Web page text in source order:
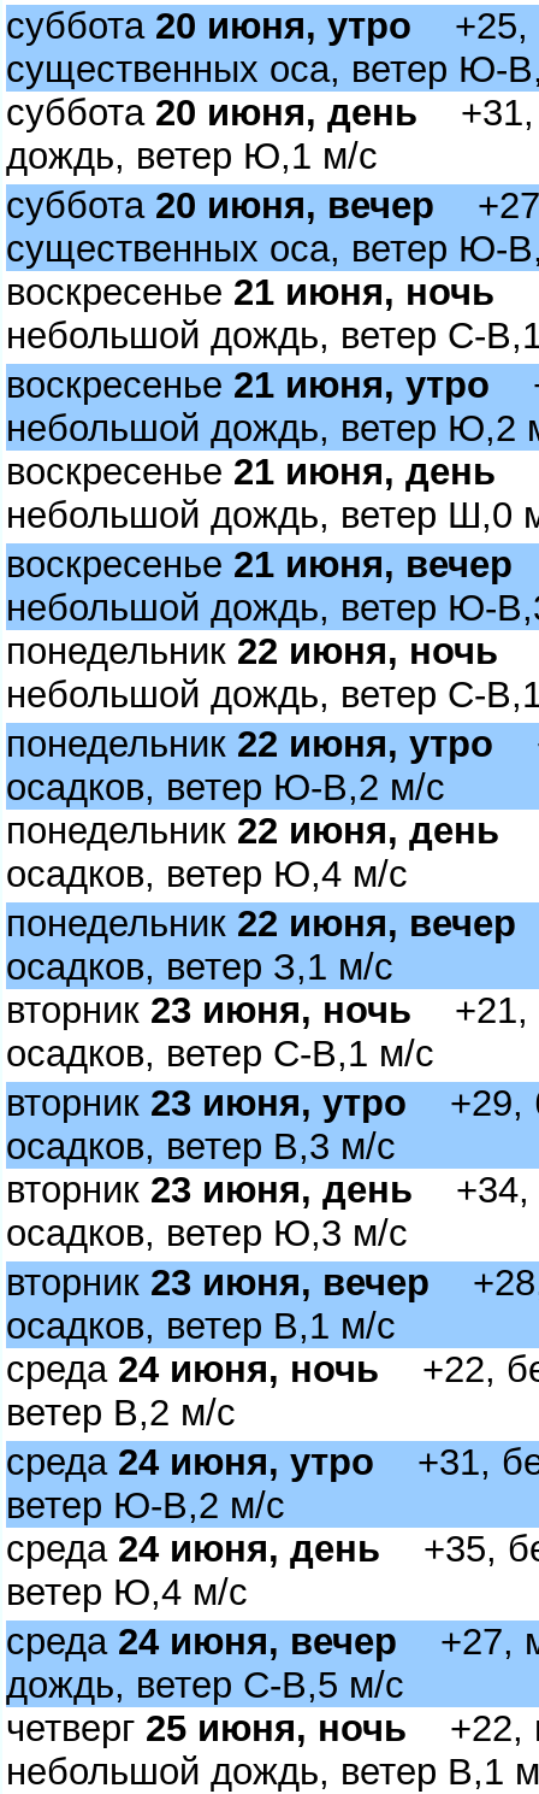
суббота 20 июня, утро +25,
существенных оса, ветер Ю-
суббота 20 июня, день +31,
дождь, ветер Ю,1 м/с
суббота 20 июня, вечер
существенных оса, ветер Ю-
оскресенье 21 июня, ночь
небольшой дождь, ветер С-
оскресенье 21 июня, утро
небольшой дождь, ветер Ю,2
оскресенье 21 июня, день
небольшой дождь, ветер Ш,0
оскресенье 21 июня, вечер
небольшой дождь, ветер Ю-
понедельник 22 июня, ночь
небольшой дождь, ветер С-
понедельник 22 июня, утро
осадков, ветер Ю-В,2 м/с
понедельник 22 июня, день
осадков, ветер Ю,4 м/с
понедельник 22 июня, вечер
осадков, ветер З,1 м/с
торник 23 июня, ночь +21,
осадков, ветер С-В,1 м/с
торник 23 июня, утро +29,
осадков, ветер В,3 м/с
торник 23 июня, день +34,
осадков, ветер Ю,3 м/с
торник 23 июня, вечер +28,
осадков, ветер В,1 м/с
среда 24 июня, ночь +22,
етер В,2 м/с
среда 24 июня, утро +31,
етер Ю-В,2 м/с
среда 24 июня, день +35,
етер Ю,4 м/с
среда 24 июня, вечер +27,
дождь, ветер С-В,5 м/с
четвер 25 июня, ночь +22,
небольшой дождь, ветер В,1